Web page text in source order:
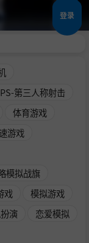
登录
第三人称射击
体育游戏
游戏
模拟战旗
戏
模拟游戏
演
恋爱模拟